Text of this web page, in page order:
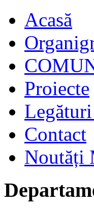
Acasă
Proiecte
Contact
Noutăți